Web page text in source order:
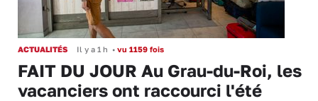
ACTUALITÉS Il y a 1 h • vu 1159 fois
FAIT DU JOUR Au Grau-du-Roi, les
vacanciers ont raccourci l'été